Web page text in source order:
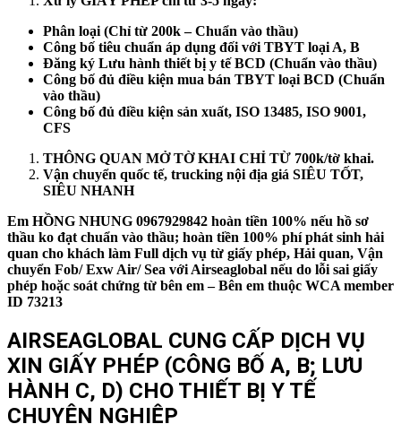
Phân loại (Chỉ từ 200k – Chuẩn vào thầu)
Công bố tiêu chuẩn áp dụng đối với TBYT loại A, B
Đăng ký Lưu hành thiết bị y tế BCD (Chuẩn vào thầu)
Công bố đủ điều kiện mua bán TBYT loại BCD (Chuẩn
vào thầu)
Công bố đủ điều kiện sản xuất, ISO 13485, ISO 9001,
CFS
THÔNG QUAN MỞ TỜ KHAI CHỈ TỪ 700k/tờ khai.
Vận chuyển quốc tế, trucking nội địa giá SIÊU TỐT,
SIÊU NHANH
Em HỒNG NHUNG 0967929842 hoàn tiền 100% nếu hồ sơ
thầu ko đạt chuẩn vào thầu; hoàn tiền 100% phí phát sinh hải
quan cho khách làm Full dịch vụ từ giấy phép, Hải quan, Vận
chuyển Fob/ Exw Air/ Sea với Airseaglobal nếu do lỗi sai giấy
phép hoặc soát chứng từ bên em – Bên em thuộc WCA member
ID 73213
AIRSEAGLOBAL CUNG CẤP DỊCH VỤ
XIN GIẤY PHÉP (CÔNG BỐ A, B; LƯU
HÀNH C, D) CHO THIẾT BỊ Y TẾ
CHUYÊN NGHIỆP